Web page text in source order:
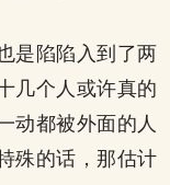
是陷陷入到了两
几个人或许真的
动都被外面的人
殊的话，那估计